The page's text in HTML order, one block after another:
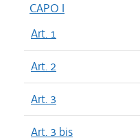
CAPO I
Art. 1
Art. 2
Art. 3
Art. 3 bis